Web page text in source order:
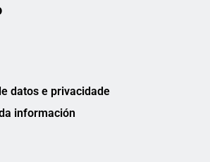
datos e privacidade
información